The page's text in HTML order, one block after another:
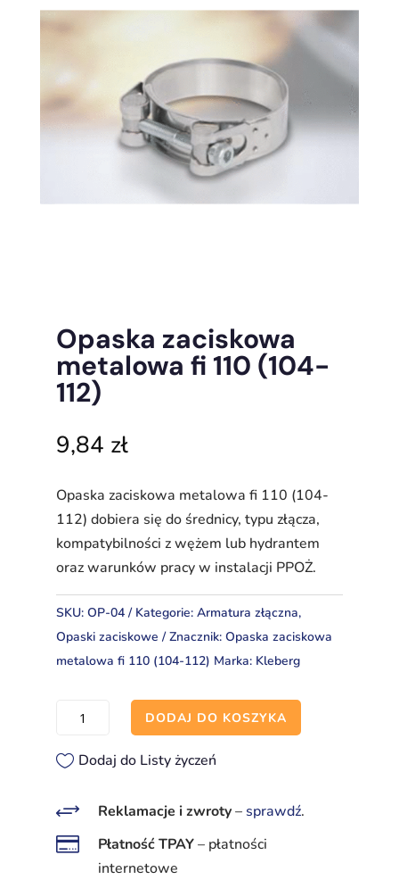
Opaska zaciskowa
metalowa fi 110 (104-
112)
9,84 zł
Opaska zaciskowa metalowa fi 110 (104-
112) dobiera się do średnicy, typu złącza,
kompatybilności z wężem lub hydrantem
oraz warunków pracy w instalacji PPOŻ.
SKU: OP-04 Kategorie: Armatura złączna,
Opaski zaciskowe
Znacznik: Opaska zaciskowa
metalowa fi 110 (104-112) Marka: Kleberg
ilość
zaciskowa
fi
110
(104-
DODAJ DO KOSZYKA
Dodaj do Listy życzeń
+ Reklamacje i zwroty–sprawdź.
 Płatność TPAY– płatności
internetowe